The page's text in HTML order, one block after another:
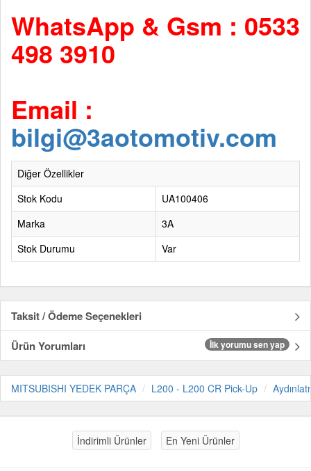
WhatsApp & Gsm : 0533
498 3910
Email :
bilgi@3aotomotiv.com
Diğer Özellikler
Stok Kodu
UA100406
Marka
3A
Stok Durumu
Var
Taksit / Ödeme Seçenekleri
Ürün Yorumları
İlk yorumu sen yap
MITSUBISHI YEDEK PARÇA L200 - L200 CR Pick-Up
İndirimli Ürünler En Yeni Ürünler